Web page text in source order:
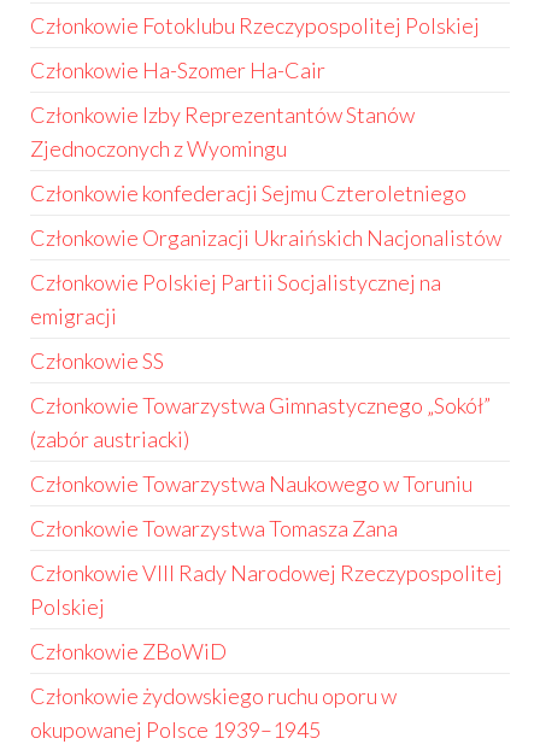
Członkowie Fotoklubu Rzeczypospolitej Polskiej
Członkowie Ha-Szomer Ha-Cair
Członkowie Izby Reprezentantów Stanów
Zjednoczonych z Wyomingu
Członkowie konfederacji Sejmu Czteroletniego
Członkowie Organizacji Ukraińskich Nacjonalistów
Członkowie Polskiej Partii Socjalistycznej na
emigracji
Członkowie SS
Członkowie Towarzystwa Gimnastycznego „Sokół”
(zabór austriacki)
Członkowie Towarzystwa Naukowego w Toruniu
Członkowie Towarzystwa Tomasza Zana
Członkowie VIII Rady Narodowej Rzeczypospolitej
Polskiej
Członkowie ZBoWiD
Członkowie żydowskiego ruchu oporu w
okupowanej Polsce 1939–1945